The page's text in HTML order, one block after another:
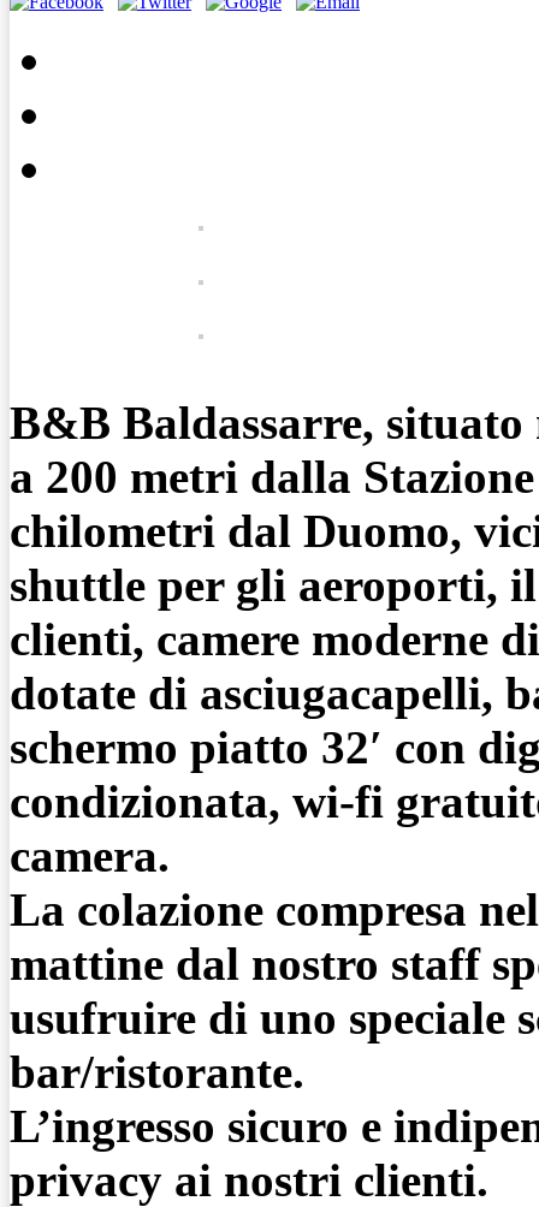
B&B Baldassarre,
a 200 metri dalla
chilometri dal Duomo,
shuttle per gli aeroporti,
clienti, camere moderne
dotate di asciugacapelli,
schermo piatto 32′ con
condizionata, wi-fi
camera.
La colazione compresa
mattine dal nostro staff
usufruire di uno speciale
bar/ristorante.
L’ingresso sicuro e
privacy ai nostri clienti.